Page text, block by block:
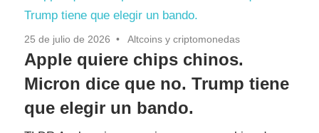
25 de julio de 2026 Altcoins y criptomonedas
Apple quiere chips chinos.
Micron dice que no. Trump tiene
que elegir un bando.